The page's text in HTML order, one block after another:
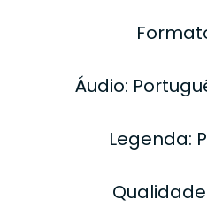
Áudio:
Legenda: